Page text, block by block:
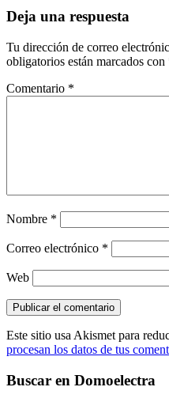
Deja una respuesta
Tu dirección de correo
obligatorios están marcados con
Comentario *
Nombre *
Correo electrónico *
Web
Este sitio usa Akismet para
procesan los datos de tus
Buscar en Domoelectra